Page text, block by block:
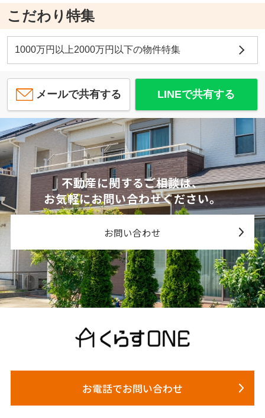
こだわり特集
1000万円以上2000万円以下の物件特集
メールで共有する LINEで共有する
不動産に関するご相談は、
お気軽にお問い合わせください。
お問い合わせ
お電話でお問い合わせ